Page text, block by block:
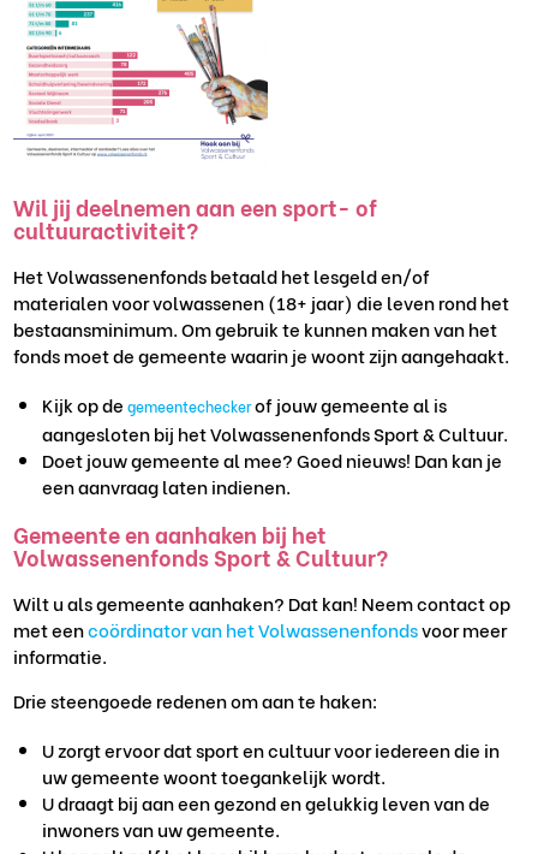
Wil jij deelnemen aan een sport- of
cultuuractiviteit?
Het Volwassenenfonds betaald het lesgeld en/of
materialen voor volwassenen (18+ jaar) die leven rond het
bestaansminimum. ⁠Om gebruik te kunnen maken van het
fonds moet de gemeente waarin je woont zijn aangehaakt.
Kijk op de gemeentecheckerof jouw gemeente al is
aangesloten bij het Volwassenenfonds Sport & Cultuur.
Doet jouw gemeente al mee? Goed nieuws! Dan kan je
een aanvraag laten indienen.
Gemeente en aanhaken bij het
Volwassenenfonds Sport & Cultuur?
Wilt u als gemeente aanhaken? Dat kan! Neem contact op
met eencoördinator van het Volwassenenfondsvoor meer
informatie.
Drie steengoede redenen om aan te haken:
U zorgt ervoor dat sport en cultuur voor iedereen die in
uw gemeente woont toegankelijk wordt.
U draagt bij aan een gezond en gelukkig leven van de
inwoners van uw gemeente.